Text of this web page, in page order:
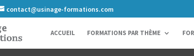
contact@usinage-formations.com
ACCUEIL FORMATIONS PAR THÈME